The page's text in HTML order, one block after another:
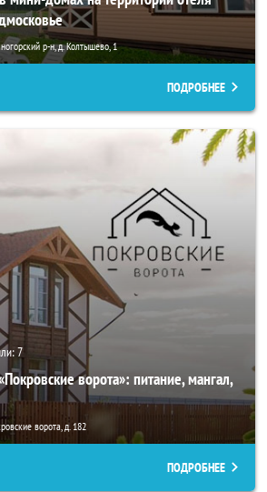
р-н, д. Колтышево, 1
ПОДРОБНЕЕ
7
ворота»: питание, мангал,
ворота, д. 182
ПОДРОБНЕЕ